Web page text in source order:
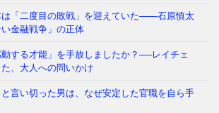
まう——そんな経験、⇒ 続きを読む
いったい何だと思いますか？ 生まれ持った性格
は「二度目の敗戦」を迎えていた――石原慎太
金融戦争」の正体
する才能」を手放しましたか？──レイチェ
、大人への問いかけ
と言い切った男は、なぜ安定した官職を自ら手